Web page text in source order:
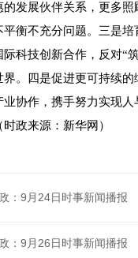
发展伙伴关系，更多照
平衡不充分问题。三是
际科技创新合作，反对“
界。四是促进更可持续
协作，携手努力实现人
政来源：新华网）
：9月24日时事新闻播报
：9月26日时事新闻播报